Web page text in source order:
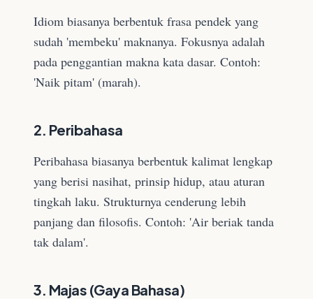
Idiom biasanya berbentuk frasa pendek yang
sudah 'membeku' maknanya. Fokusnya adalah
pada penggantian makna kata dasar. Contoh:
'Naik pitam' (marah).
2. Peribahasa
Peribahasa biasanya berbentuk kalimat lengkap
yang berisi nasihat, prinsip hidup, atau aturan
tingkah laku. Strukturnya cenderung lebih
panjang dan filosofis. Contoh: 'Air beriak tanda
tak dalam'.
3. Majas (Gaya Bahasa)